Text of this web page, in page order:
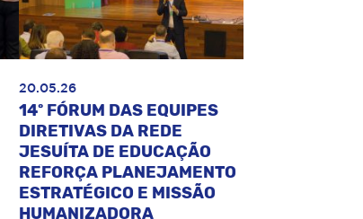
20.05.26
14º FÓRUM DAS EQUIPES
DIRETIVAS DA REDE
JESUÍTA DE EDUCAÇÃO
REFORÇA PLANEJAMENTO
ESTRATÉGICO E MISSÃO
HUMANIZADORA